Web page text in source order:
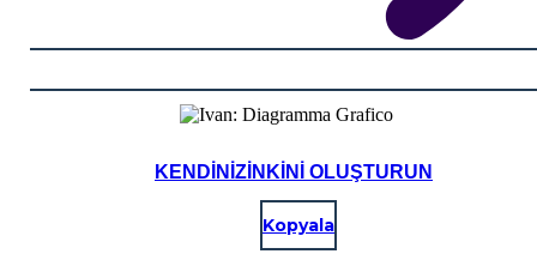
KENDINIZINKINI OLUŞTURUN
Kopyala